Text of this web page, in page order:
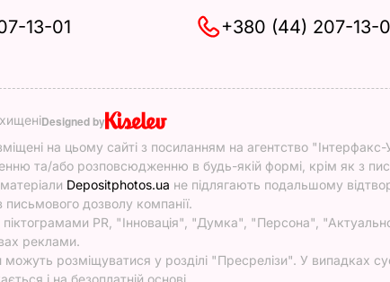
13-01 +380 (44) 207-13-
Designed by
на цьому сайті з посиланням на агентство
та/або розповсюдженню в будь-якій формі, крім як з
Depositphotos.ua не підлягають подальшому
письмового дозволу компанії.
піктограмами PR, "Інновація", "Думка", "Персона",
реклами.
можуть розміщуватися у розділі "Пресрелізи". У випадках
і на безоплатній основі.